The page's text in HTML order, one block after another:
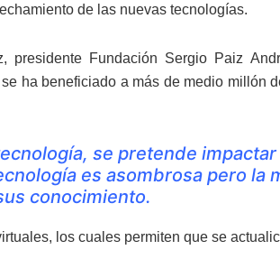
de las nuevas tecnologías.
presidente Fundación Sergio Paiz
ha beneficiado a más de medio millón
se pretende
es asombrosa pero la
conocimiento.
los cuales permiten que se